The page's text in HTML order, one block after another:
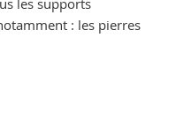
: les pierres